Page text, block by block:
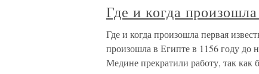
Где и когда произошла
Где и когда произошла первая
произошла в Египте в 1156 году до
Медине прекратили работу, так как